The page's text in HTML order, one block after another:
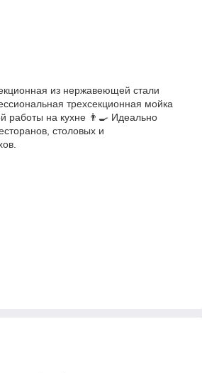
из нержавеющей стали
трехсекционная мойка
работы на кухне 👨‍🍳 Идеально
столовых и